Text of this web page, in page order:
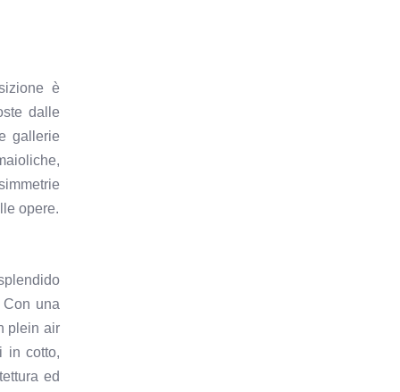
è
dalle
gallerie
opere.
una
plein air
in cotto,
ed